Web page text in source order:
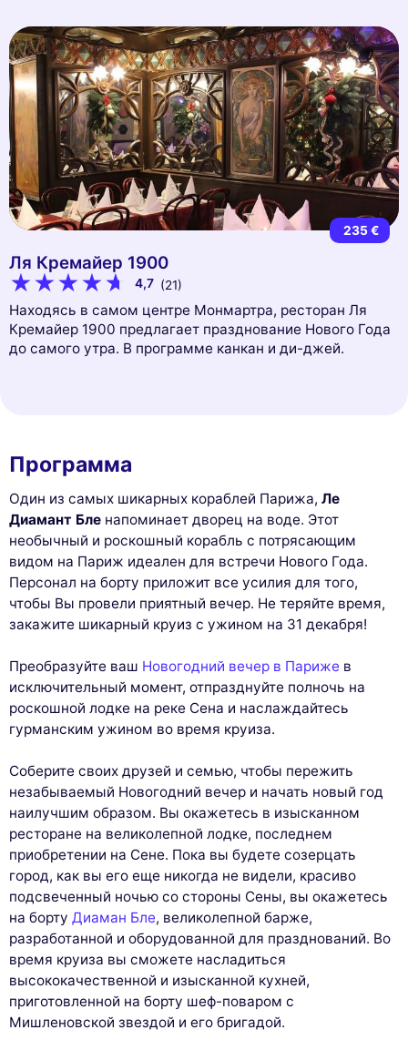
235 €
Ля Кремайер 1900
4,7 (21)
Находясь в самом центре Монмартра, ресторан Ля
Кремайер 1900 предлагает празднование Нового Года
до самого утра. В программе канкан и ди-джей.
Программа
Один из самых шикарных кораблей Парижа, Ле
Диамант Бле напоминает дворец на воде. Этот
необычный и роскошный корабль с потрясающим
видом на Париж идеален для встречи Нового Года.
Персонал на борту приложит все усилия для того,
чтобы Вы провели приятный вечер. Не теряйте время,
закажите шикарный круиз с ужином на 31 декабря!
Преобразуйте ваш Новогодний вечер в Париже в
исключительный момент, отпразднуйте полночь на
роскошной лодке на реке Сена и наслаждайтесь
гурманским ужином во время круиза.
Соберите своих друзей и семью, чтобы пережить
незабываемый Новогодний вечер и начать новый год
наилучшим образом. Вы окажетесь в изысканном
ресторане на великолепной лодке, последнем
приобретении на Сене. Пока вы будете созерцать
город, как вы его еще никогда не видели, красиво
подсвеченный ночью со стороны Сены, вы окажетесь
на борту Диаман Бле, великолепной барже,
разработанной и оборудованной для празднований. Во
время круиза вы сможете насладиться
высококачественной и изысканной кухней,
приготовленной на борту шеф-поваром с
Мишленовской звездой и его бригадой.